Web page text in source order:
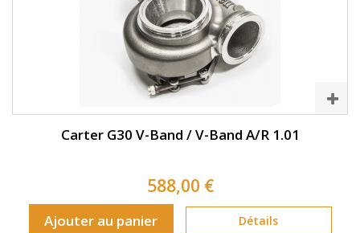
Carter G30 V-Band / V-Band A/R 1.01
588,00 €
Ajouter au panier Détails